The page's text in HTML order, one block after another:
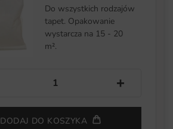
Do wszystkich rodzajów
tapet. Opakowanie
wystarcza na 15 - 20
m².
+
DODAJ DO KOSZYKA